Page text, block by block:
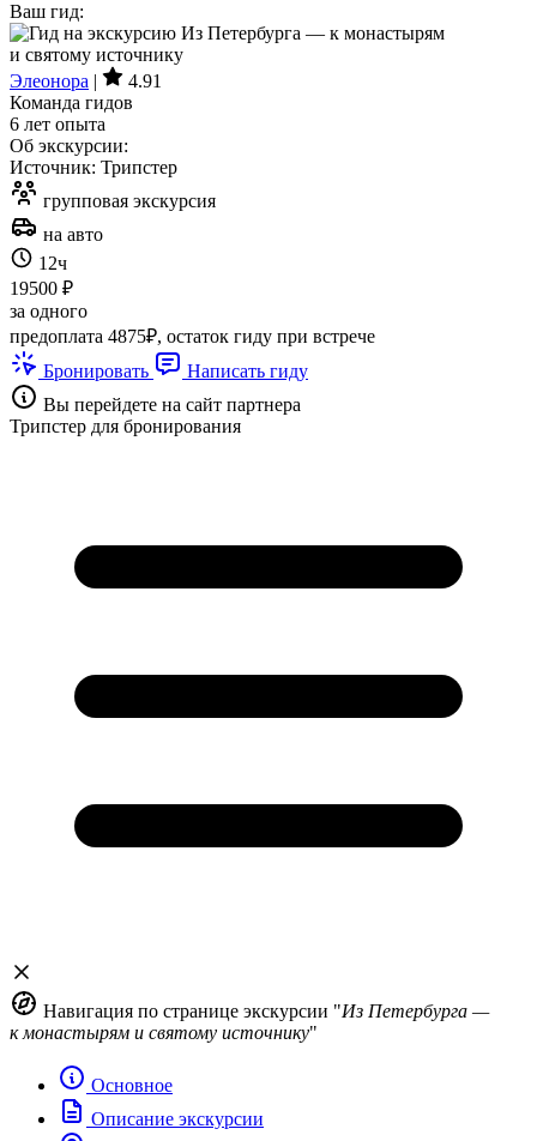
Ваш гид:
Элеонора |
4.91
Команда гидов
6 лет опыта
Об экскурсии:
Источник: Трипстер
групповая экскурсия
на авто
12ч
19500 ₽
за одного
предоплата 4875₽, остаток гиду при встрече
Бронировать
Написать гиду
Вы перейдете на сайт партнера
Трипстер для бронирования
Навигация по странице экскурсии "Из Петербурга —
к монастырям и святому источнику"
Основное
Описание экскурсии